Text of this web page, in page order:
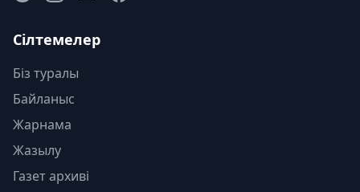
Сілтемелер
Біз туралы
Байланыс
Жарнама
Жазылу
Газет архиві